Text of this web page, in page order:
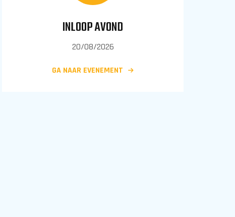
INLOOP AVOND
20/08/2026
GA NAAR EVENEMENT